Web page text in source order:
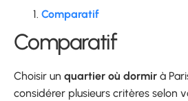
Comparatif
Comparatif
Choisir un quartier où dormir à
considérer plusieurs critères selon